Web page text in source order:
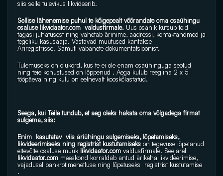
siis selle tulevikus likvideerib.
Sellise lähenemise puhul te kõigepealt võõrandate oma osaühingu
osaluse likvidaator.com valdusfirmale. Uus osanik kutsub teid
tagasi juhatusest ning vahetab ärinime, aadressi, kontaktandmed ja
tegeliku kasusaaja. Vastavad muutused kantakse
Äriregistrisse. Samuti vabanete dokumentatsioonist.
Tulemuseks on olukord, kus te ei ole enam osaühinguga seotud
ning teie kohustused on lõppenud . Aega kulub reeglina 2 x 5
tööpäeva ning kulu on eelnevalt kooskõlastatud.
Seega, kui Teile tundub, et aeg oleks hakata oma võlgadega firmat
sulgema, siis:
Enim  kasutatav  viis äriühingu sulgemiseks, lõpetamiseks,
likvideerimiseks ning registrist kustutamiseks on tegevuse lõpetanud
ettevõtte osaluse müük likvidaator.com
likvidaator.com meeskond korraldab antud ärikeha likvideerimise,
vajadusel pankrotimenetluse ning lõpetuseks  registrist kustutamise
.